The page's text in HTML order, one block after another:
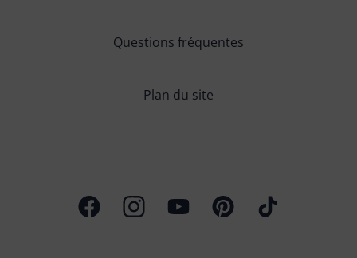
Questions fréquentes
Plan du site
Page FacebookProfil InstagramChaîne Youtube
Profil PinterestProfil TikTok